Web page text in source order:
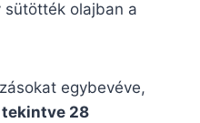
olajban a
egybevéve,
28